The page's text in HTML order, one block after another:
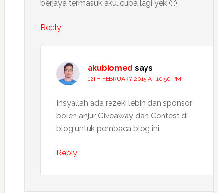
berjaya termasuk aku..cuba lagi yek 🙁
Reply
akubiomed says
12TH FEBRUARY 2015 AT 10:50 PM
Insyallah ada rezeki lebih dan sponsor
boleh anjur Giveaway dan Contest di
blog untuk pembaca blog ini.
Reply